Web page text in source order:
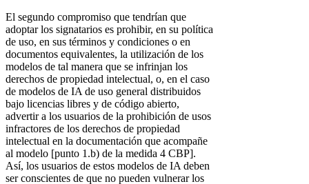
El segundo compromiso que tendrían que
adoptar los signatarios es prohibir, en su política
de uso, en sus términos y condiciones o en
documentos equivalentes, la utilización de los
modelos de tal manera que se infrinjan los
derechos de propiedad intelectual, o, en el caso
de modelos de IA de uso general distribuidos
bajo licencias libres y de código abierto,
advertir a los usuarios de la prohibición de usos
infractores de los derechos de propiedad
intelectual en la documentación que acompañe
al modelo [punto 1.b) de la medida 4 CBP].
Así, los usuarios de estos modelos de IA deben
ser conscientes de que no pueden vulnerar los